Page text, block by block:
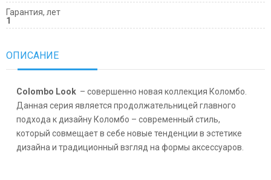
Гарантия, лет
1
ОПИСАНИЕ
Colombo Look – совершенно новая коллекция Коломбо.
Данная серия является продолжательницей главного
подхода к дизайну Коломбо – современный стиль,
который совмещает в себе новые тенденции в эстетике
дизайна и традиционный взгляд на формы аксессуаров.